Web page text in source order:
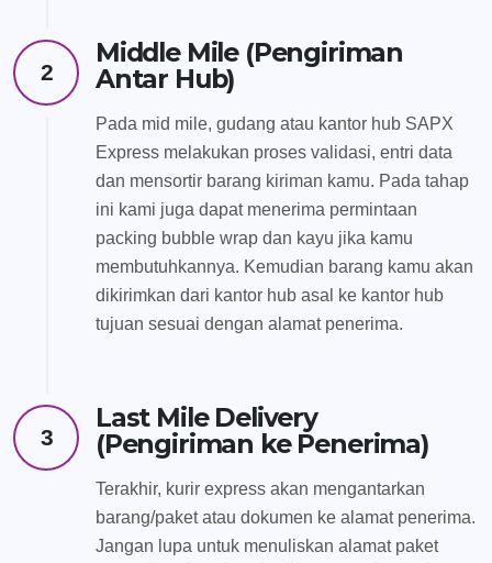
2
Middle Mile (Pengiriman
Antar Hub)
Pada mid mile, gudang atau kantor hub SAPX
Express melakukan proses validasi, entri data
dan mensortir barang kiriman kamu. Pada tahap
ini kami juga dapat menerima permintaan
packing bubble wrap dan kayu jika kamu
membutuhkannya. Kemudian barang kamu akan
dikirimkan dari kantor hub asal ke kantor hub
tujuan sesuai dengan alamat penerima.
3
Last Mile Delivery
(Pengiriman ke Penerima)
Terakhir, kurir express akan mengantarkan
barang/paket atau dokumen ke alamat penerima.
Jangan lupa untuk menuliskan alamat paket